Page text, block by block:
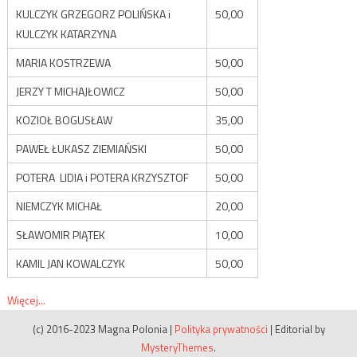
KULCZYK GRZEGORZ POLIŃSKA i
KULCZYK KATARZYNA
50,00
MARIA KOSTRZEWA
50,00
JERZY T MICHAJŁOWICZ
50,00
KOZIOŁ BOGUSŁAW
35,00
PAWEŁ ŁUKASZ ZIEMIAŃSKI
50,00
POTERA LIDIA i POTERA KRZYSZTOF
50,00
NIEMCZYK MICHAŁ
20,00
SŁAWOMIR PIĄTEK
10,00
KAMIL JAN KOWALCZYK
50,00
Więcej...
(c) 2016-2023 Magna Polonia | Polityka prywatności | Editorial by
MysteryThemes.